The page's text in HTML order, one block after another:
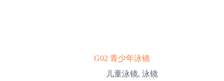
G02 青少年泳镜
儿童泳镜, 泳镜